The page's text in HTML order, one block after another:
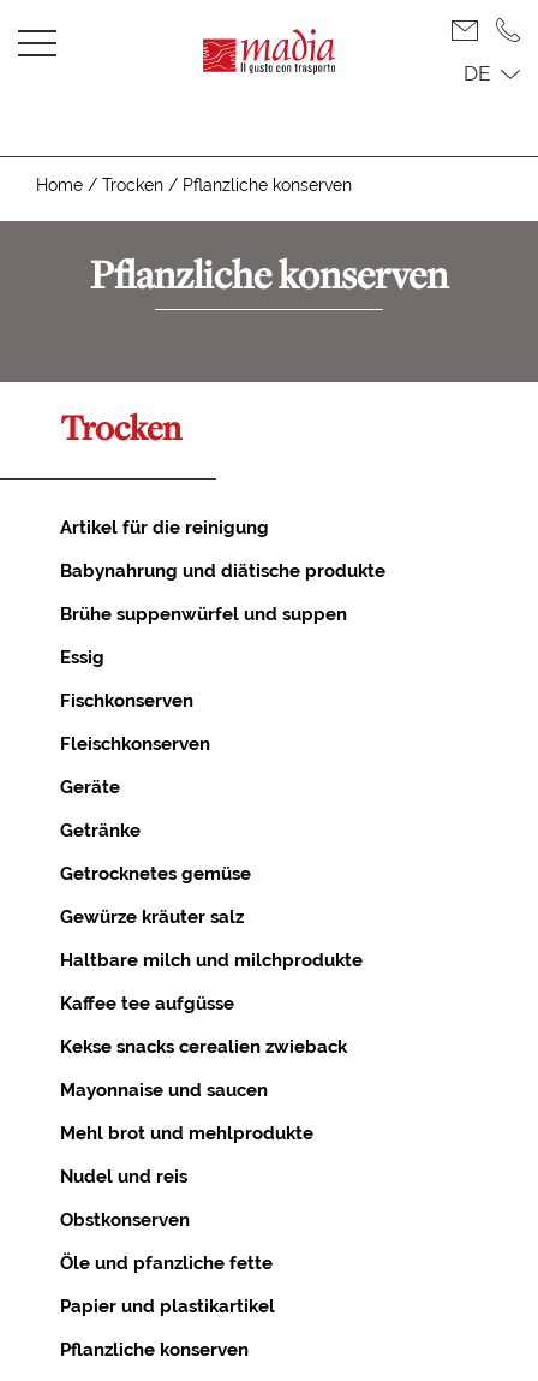
DE
Home / Trocken / Pflanzliche konserven
Pflanzliche konserven
Trocken
Artikel für die reinigung
Babynahrung und diätische produkte
Brühe suppenwürfel und suppen
Essig
Fischkonserven
Fleischkonserven
Geräte
Getränke
Getrocknetes gemüse
Gewürze kräuter salz
Haltbare milch und milchprodukte
Kaffee tee aufgüsse
Kekse snacks cerealien zwieback
Mayonnaise und saucen
Mehl brot und mehlprodukte
Nudel und reis
Obstkonserven
Öle und pfanzliche fette
Papier und plastikartikel
Pflanzliche konserven